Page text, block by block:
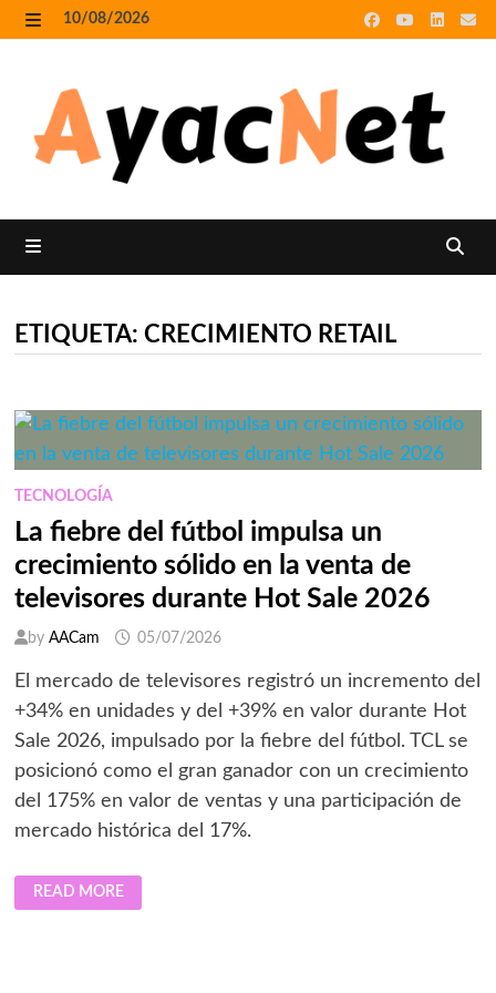
Skip
to
10/08/2026
ETIQUETA: CRECIMIENTO RETAIL
TECNOLOGÍA
La fiebre del fútbol impulsa un
crecimiento sólido en la venta de
televisores durante Hot Sale 2026
by AACam 05/07/2026
El mercado de televisores registró un incremento del
+34% en unidades y del +39% en valor durante Hot
Sale 2026, impulsado por la fiebre del fútbol. TCL se
posicionó como el gran ganador con un crecimiento
del 175% en valor de ventas y una participación de
mercado histórica del 17%.
LA
FIEBRE
DEL
READ MORE